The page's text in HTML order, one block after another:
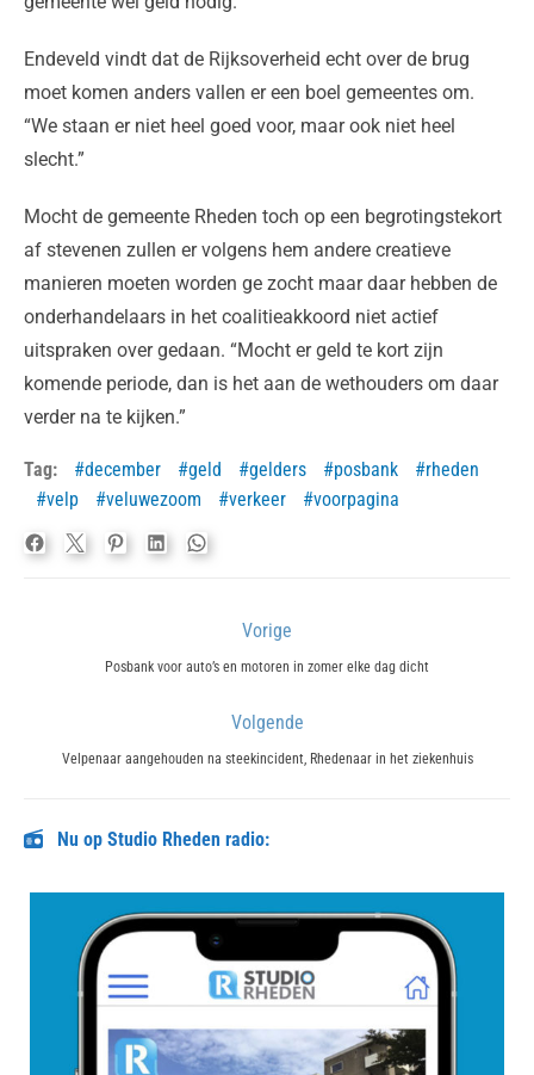
Endeveld vindt dat de Rijksoverheid echt over de brug
moet komen anders vallen er een boel gemeentes om.
“We staan er niet heel goed voor, maar ook niet heel
slecht.”
Mocht de gemeente Rheden toch op een begrotingstekort
af stevenen zullen er volgens hem andere creatieve
manieren moeten worden ge zocht maar daar hebben de
onderhandelaars in het coalitieakkoord niet actief
uitspraken over gedaan. “Mocht er geld te kort zijn
komende periode, dan is het aan de wethouders om daar
verder na te kijken.”
Tag: december geld gelders posbank
rheden
velp
veluwezoom verkeer voorpagina
navigatie
Vorige
Previous
Posbank voor auto’s en motoren in zomer elke dag dicht
Volgende
Next
Velpenaar aangehouden na steekincident, Rhedenaar in het ziekenhuis
Nu op Studio Rheden radio: